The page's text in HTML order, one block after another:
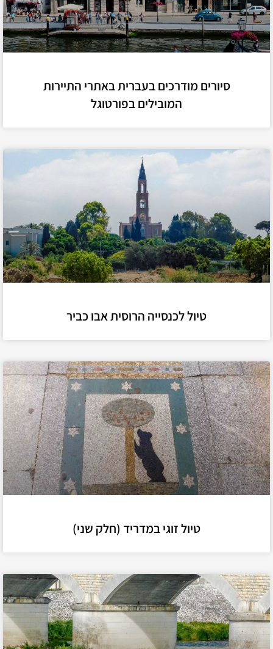
סיורים מודרכים בעברית באתרי התיירות
המובילים בפורטוגל
טיול לכנסייה הרוסית אבו כביר
טיול זוגי במדריד (חלק שני)